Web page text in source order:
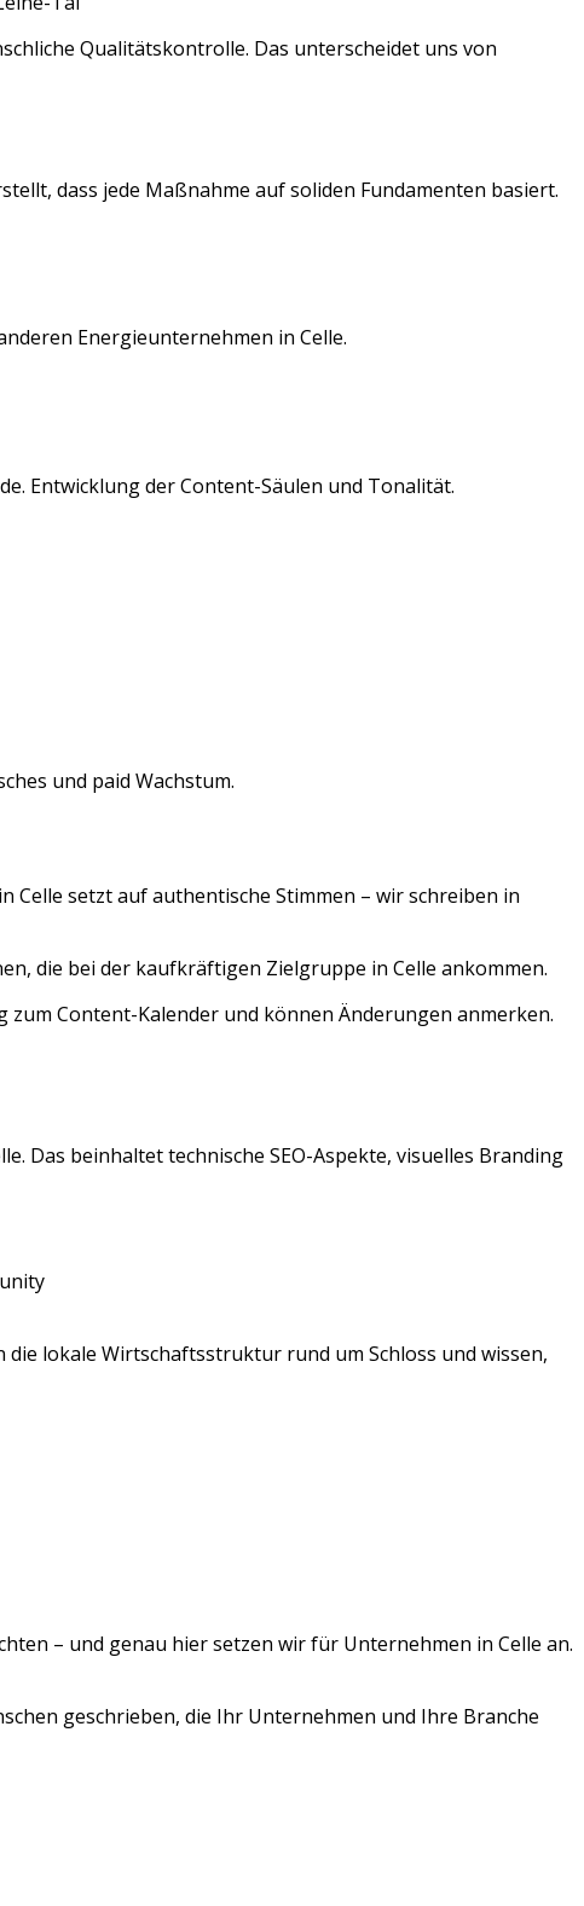
Qualitätskontrolle. Das unterscheidet uns von
dass jede Maßnahme auf soliden Fundamenten basiert.
Energieunternehmen in Celle.
. Entwicklung der Content-Säulen und Tonalität.
und paid Wachstum.
Celle setzt auf authentische Stimmen – wir schreiben in
die bei der kaufkräftigen Zielgruppe in Celle ankommen.
Content-Kalender und können Änderungen anmerken.
. Das beinhaltet technische SEO-Aspekte, visuelles Branding
die lokale Wirtschaftsstruktur rund um Schloss und wissen,
– und genau hier setzen wir für Unternehmen in Celle an.
geschrieben, die Ihr Unternehmen und Ihre Branche